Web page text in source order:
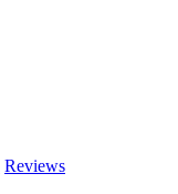
Reviews